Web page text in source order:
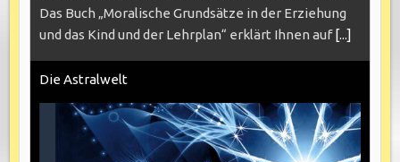
Das Buch „Moralische Grundsätze in der Erziehung
und das Kind und der Lehrplan“ erklärt Ihnen auf [...]
Die Astralwelt